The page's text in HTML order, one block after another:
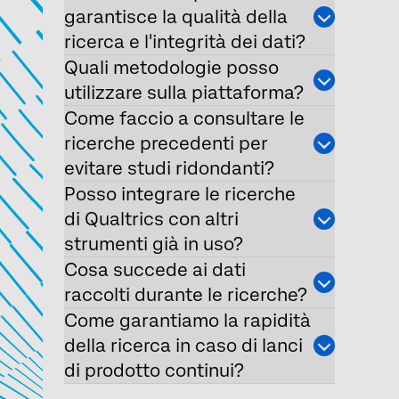
garantisce la qualità della
ricerca e l'integrità dei dati?
Quali metodologie posso
utilizzare sulla piattaforma?
Come faccio a consultare le
ricerche precedenti per
evitare studi ridondanti?
Posso integrare le ricerche
di Qualtrics con altri
strumenti già in uso?
Cosa succede ai dati
raccolti durante le ricerche?
Come garantiamo la rapidità
della ricerca in caso di lanci
di prodotto continui?